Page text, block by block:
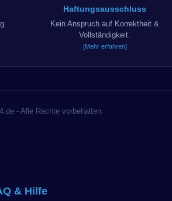
Haftungsausschluss
Kein Anspruch auf Korrektheit &
Vollständigkeit.
[Mehr erfahren]
- Alle Rechte vorbehalten.
& Hilfe